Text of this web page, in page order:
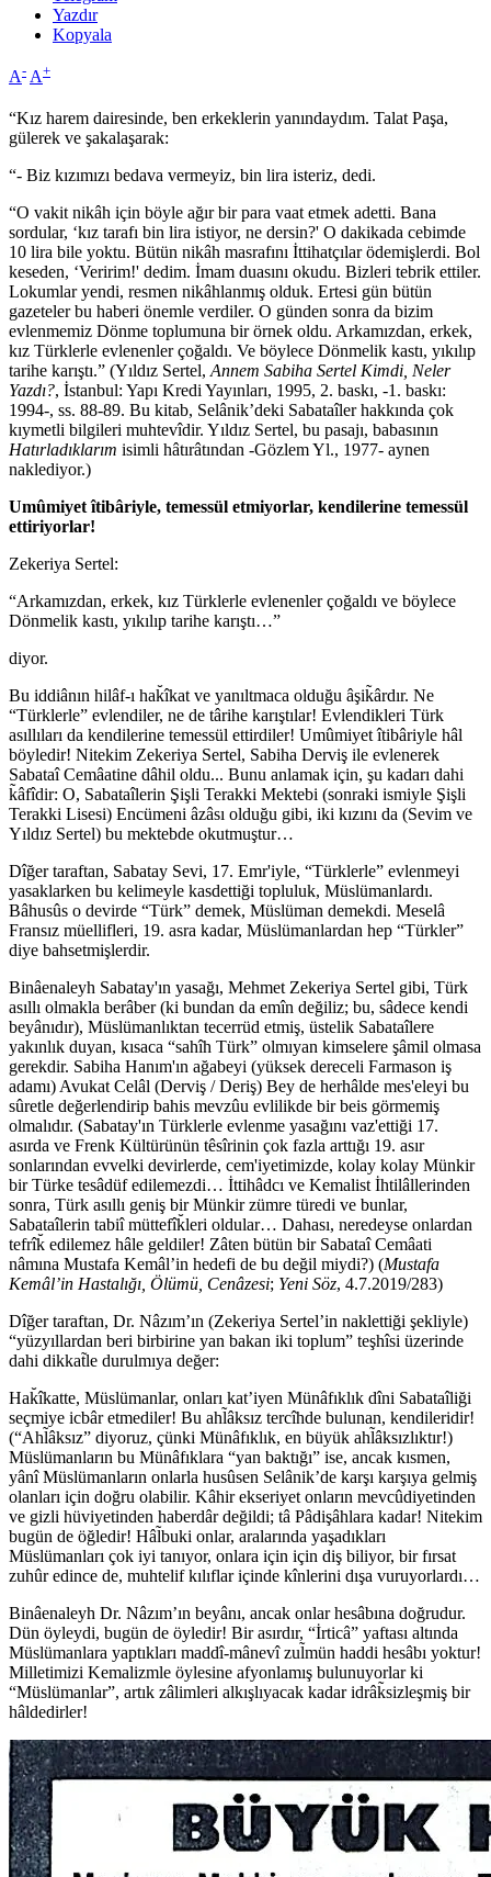
Yazdır
Kopyala
A- A+
“Kız harem dairesinde, ben erkeklerin yanındaydım. Talat Paşa,
gülerek ve şakalaşarak:
“- Biz kızımızı bedava vermeyiz, bin lira isteriz, dedi.
“O vakit nikâh için böyle ağır bir para vaat etmek adetti. Bana
sordular, ‘kız tarafı bin lira istiyor, ne dersin?' O dakikada cebimde
10 lira bile yoktu. Bütün nikâh masrafını İttihatçılar ödemişlerdi. Bol
keseden, ‘Veririm!' dedim. İmam duasını okudu. Bizleri tebrik ettiler.
Lokumlar yendi, resmen nikâhlanmış olduk. Ertesi gün bütün
gazeteler bu haberi önemle verdiler. O günden sonra da bizim
evlenmemiz Dönme toplumuna bir örnek oldu. Arkamızdan, erkek,
kız Türklerle evlenenler çoğaldı. Ve böylece Dönmelik kastı, yıkılıp
tarihe karıştı.” (Yıldız Sertel, Annem Sabiha Sertel Kimdi, Neler
Yazdı?, İstanbul: Yapı Kredi Yayınları, 1995, 2. baskı, -1. baskı:
1994-, ss. 88-89. Bu kitab, Selânik’deki Sabataîler hakkında çok
kıymetli bilgileri muhtevîdir. Yıldız Sertel, bu pasajı, babasının
Hatırladıklarım isimli hâtırâtından -Gözlem Yl., 1977- aynen
naklediyor.)
Umûmiyet îtibâriyle, temessül etmiyorlar, kendilerine temessül
ettiriyorlar!
Zekeriya Sertel:
“Arkamızdan, erkek, kız Türklerle evlenenler çoğaldı ve böylece
Dönmelik kastı, yıkılıp tarihe karıştı…”
diyor.
Bu iddiânın hilâf-ı hak̆îkat ve yanıltmaca olduğu âşik̃ârdır. Ne
“Türklerle” evlendiler, ne de târihe karıştılar! Evlendikleri Türk
asıllıları da kendilerine temessül ettirdiler! Umûmiyet îtibâriyle hâl
böyledir! Nitekim Zekeriya Sertel, Sabiha Derviş ile evlenerek
Sabataî Cemâatine dâhil oldu... Bunu anlamak için, şu kadarı dahi
k̃âfîdir: O, Sabataîlerin Şişli Terakki Mektebi (sonraki ismiyle Şişli
Terakki Lisesi) Encümeni âzâsı olduğu gibi, iki kızını da (Sevim ve
Yıldız Sertel) bu mektebde okutmuştur…
Dîğer taraftan, Sabatay Sevi, 17. Emr'iyle, “Türklerle” evlenmeyi
yasaklarken bu kelimeyle kasdettiği topluluk, Müslümanlardı.
Bâhusûs o devirde “Türk” demek, Müslüman demekdi. Meselâ
Fransız müellifleri, 19. asra kadar, Müslümanlardan hep “Türkler”
diye bahsetmişlerdir.
Binâenaleyh Sabatay'ın yasağı, Mehmet Zekeriya Sertel gibi, Türk
asıllı olmakla berâber (ki bundan da emîn değiliz; bu, sâdece kendi
beyânıdır), Müslümanlıktan tecerrüd etmiş, üstelik Sabataîlere
yakınlık duyan, kısaca “sahîh Türk” olmıyan kimselere şâmil olmasa
gerekdir. Sabiha Hanım'ın ağabeyi (yüksek dereceli Farmason iş
adamı) Avukat Celâl (Derviş / Deriş) Bey de herhâlde mes'eleyi bu
sûretle değerlendirip bahis mevzûu evlilikde bir beis görmemiş
olmalıdır. (Sabatay'ın Türklerle evlenme yasağını vaz'ettiği 17.
asırda ve Frenk Kültürünün têsîrinin çok fazla arttığı 19. asır
sonlarından evvelki devirlerde, cem'iyetimizde, kolay kolay Münkir
bir Türke tesâdüf edilemezdi… İttihâdcı ve Kemalist İhtilâllerinden
sonra, Türk asıllı geniş bir Münkir zümre türedi ve bunlar,
Sabataîlerin tabiî müttefîk̆leri oldular… Dahası, neredeyse onlardan
tefrîk̆ edilemez hâle geldiler! Zâten bütün bir Sabataî Cemâati
nâmına Mustafa Kemâl’in hedefi de bu değil miydi?) (Mustafa
Kemâl’in Hastalığı, Ölümü, Cenâzesi; Yeni Söz, 4.7.2019/283)
Dîğer taraftan, Dr. Nâzım’ın (Zekeriya Sertel’in naklettiği şekliyle)
“yüzyıllardan beri birbirine yan bakan iki toplum” teşhîsi üzerinde
dahi dikkat̃le durulmıya değer:
Hak̆îkatte, Müslümanlar, onları kat’iyen Münâfıklık dîni Sabataîliği
seçmiye icbâr etmediler! Bu ahl̃âksız tercîhde bulunan, kendileridir!
(“Ahl̃âksız” diyoruz, çünki Münâfıklık, en büyük ahl̃âksızlıktır!)
Müslümanların bu Münâfıklara “yan baktığı” ise, ancak kısmen,
yânî Müslümanların onlarla husûsen Selânik’de karşı karşıya gelmiş
olanları için doğru olabilir. Kâhir ekseriyet onların mevcûdiyetinden
ve gizli hüviyetinden haberdâr değildi; tâ Pâdişâhlara kadar! Nitekim
bugün de öğledir! Hâl̃buki onlar, aralarında yaşadıkları
Müslümanları çok iyi tanıyor, onlara için için diş biliyor, bir fırsat
zuhûr edince de, muhtelif kılıflar içinde kînlerini dışa vuruyorlardı…
Binâenaleyh Dr. Nâzım’ın beyânı, ancak onlar hesâbına doğrudur.
Dün öyleydi, bugün de öyledir! Bir asırdır, “İrticâ” yaftası altında
Müslümanlara yaptıkları maddî-mânevî zul̃mün haddi hesâbı yoktur!
Milletimizi Kemalizmle öylesine afyonlamış bulunuyorlar ki
“Müslümanlar”, artık zâlimleri alkışlıyacak kadar idrâk̃sizleşmiş bir
hâldedirler!